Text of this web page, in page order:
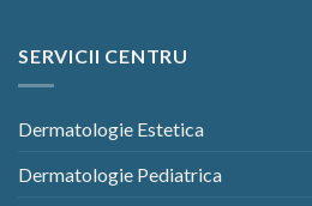
SERVICII CENTRU
Dermatologie Estetica
Dermatologie Pediatrica